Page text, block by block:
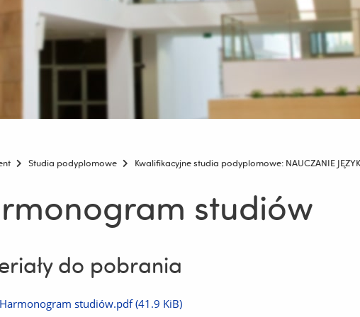
Studia podyplomowe Kwalifikacyjne studia podyplomowe: NAUCZANIE
studiów
do pobrania
Pobierz
Harmonogram studiów.pdf (41.9 KiB)